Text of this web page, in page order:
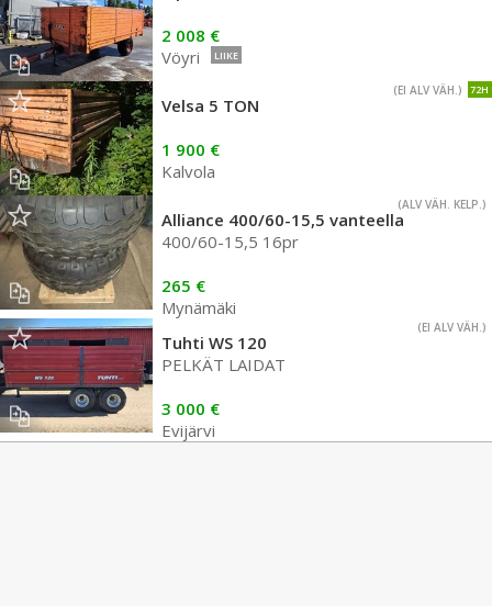
2 008 €
Vöyri
LIIKE
72H
(EI ALV VÄH.)
Velsa 5 TON
1 900 €
Kalvola
(ALV VÄH. KELP.)
Alliance 400/60-15,5 vanteella
400/60-15,5 16pr
265 €
Mynämäki
(EI ALV VÄH.)
Tuhti WS 120
PELKÄT LAIDAT
3 000 €
Evijärvi